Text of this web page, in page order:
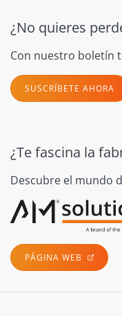
¿No quieres
Con nuestro boletín
SUSCRÍBETE AHORA
¿Te fascina la
Descubre el mundo
PÁGINA WEB